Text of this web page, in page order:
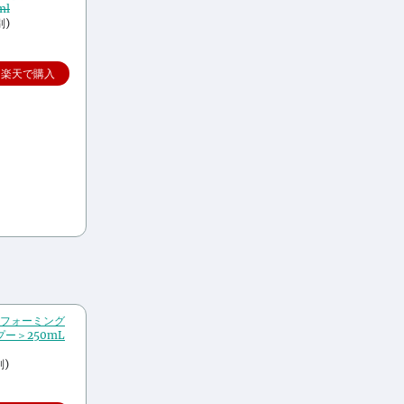
)
楽天で購入
ォーミング
ー＞250mL
)